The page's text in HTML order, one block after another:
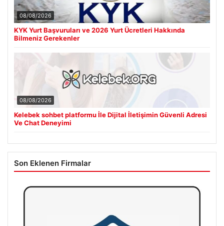
08/08/2026
KYK Yurt Başvuruları ve 2026 Yurt Ücretleri Hakkında
Bilmeniz Gerekenler
08/08/2026
Kelebek sohbet platformu İle Dijital İletişimin Güvenli Adresi
Ve Chat Deneyimi
Son Eklenen Firmalar